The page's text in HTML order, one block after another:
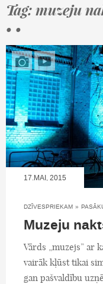
Tag: muzeju
• •
17.MAI, 2015
DZĪVESPRIEKAM »
Muzeju
Vārds „muzejs” ar
vairāk kļūst tikai
gan pašvaldību